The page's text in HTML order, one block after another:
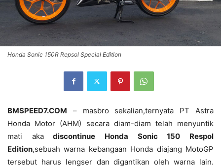
Honda Sonic 150R Repsol Special Edition
BMSPEED7.COM – masbro sekalian,ternyata PT Astra
Honda Motor (AHM) secara diam-diam telah menyuntik
mati akadiscontinue Honda Sonic 150 Respol
Edition,sebuah warna kebangaan Honda diajang MotoGP
tersebut harus lengser dan digantikan oleh warna lain.